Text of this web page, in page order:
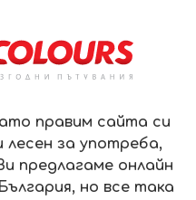
правим сайта си
лесен за употреба,
предлагаме онлайн
но все така
3*, РИБАРИЦА